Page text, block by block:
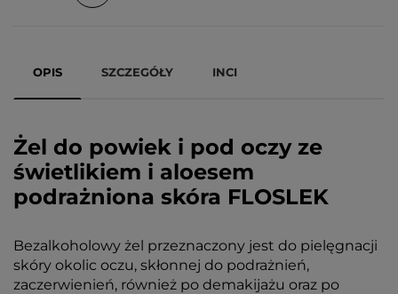
OPIS SZCZEGÓŁY INCI
Żel do powiek i pod oczy ze
świetlikiem i aloesem
podrażniona skóra FLOSLEK
Bezalkoholowy żel przeznaczony jest do pielęgnacji
skóry okolic oczu, skłonnej do podrażnień,
zaczerwienień, również po demakijażu oraz po